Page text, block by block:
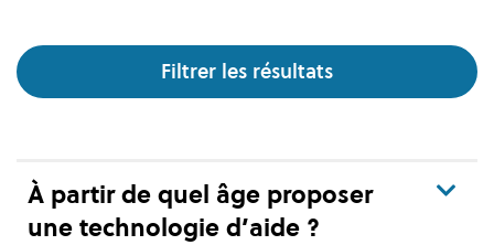
Filtres Filtrer les résultats
Liste des questions
Résultats de la recherche:
À partir de quel âge proposer
une technologie d’aide ?